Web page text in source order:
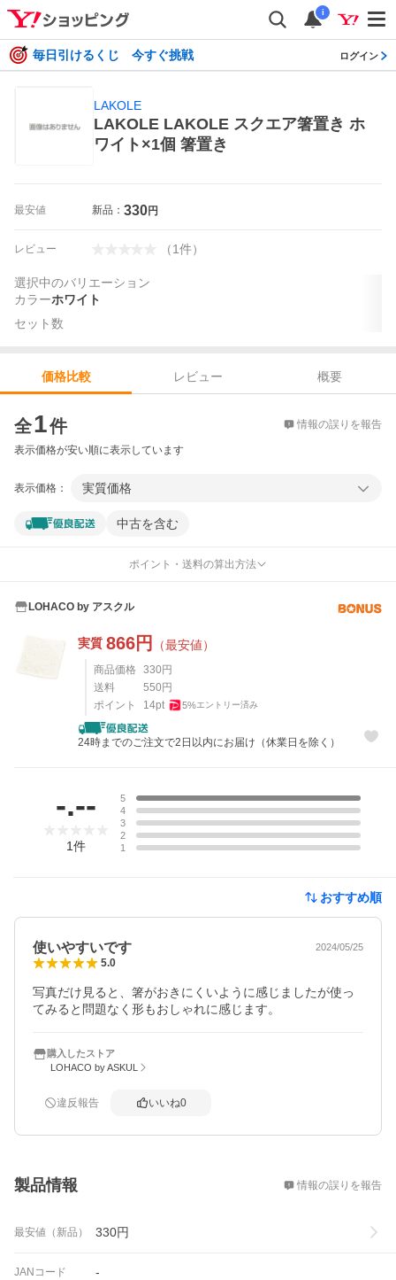
i
毎日引けるくじ 今すぐ挑戦 ログイン
LAKOLE
LAKOLE LAKOLE スクエア箸置き ホ
ワイト×1個 箸置き
最安値 新品： 330円
レビュー （1件）
選択中のバリエーション
カラーホワイト
セット数
価格比較 レビュー
概要
全1件 情報の誤りを報告
表示価格が安い順に表示しています
表示価格： 実質価格
中古を含む
ポイント・送料の算出方法
LOHACO by アスクル
実質 866円 （最安値）
商品価格 330 円
送料
550 円
ポイント
14pt 5%エントリー済み
24時までのご注文で2日以内にお届け（休業日を除く）
-.--
1件
5
4
3
2
1
おすすめ順
使いやすいです 2024/05/25
5.0
写真だけ見ると、箸がおきにくいように感じましたが使っ
てみると問題なく形もおしゃれに感じます。
購入したストア
LOHACO by ASKUL
違反報告 いいね0
製品情報 情報の誤りを報告
最安値（新品） 330円
JANコード -